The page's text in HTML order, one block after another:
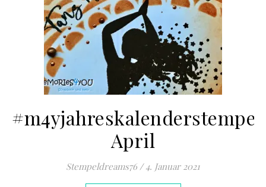
April
Stempeldreams76 / 4. Januar 2021